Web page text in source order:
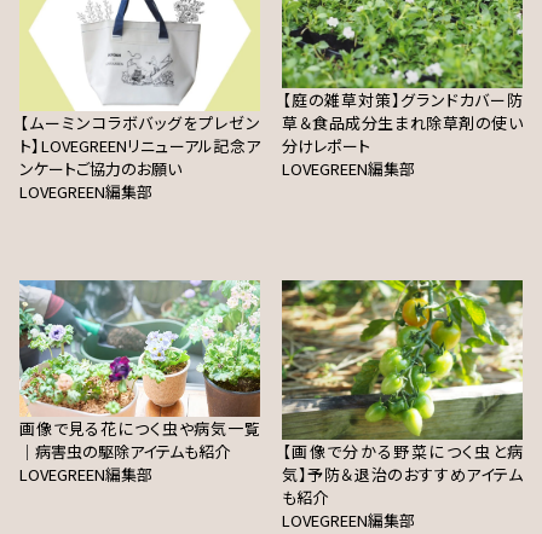
【ムーミンコラボバッグをプレゼン
ト】LOVEGREENリニューアル記念ア
ンケートご協力のお願い
LOVEGREEN編集部
【庭の雑草対策】グランドカバー防
草＆食品成分生まれ除草剤の使い
分けレポート
LOVEGREEN編集部
画像で見る花につく虫や病気一覧
｜病害虫の駆除アイテムも紹介
LOVEGREEN編集部
【画像で分かる野菜につく虫と病
気】予防＆退治のおすすめアイテム
も紹介
LOVEGREEN編集部